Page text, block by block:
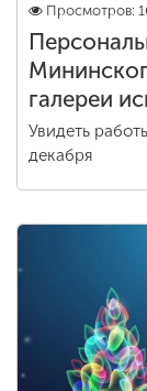
Просмотров:
галереи
Увидеть
декабря